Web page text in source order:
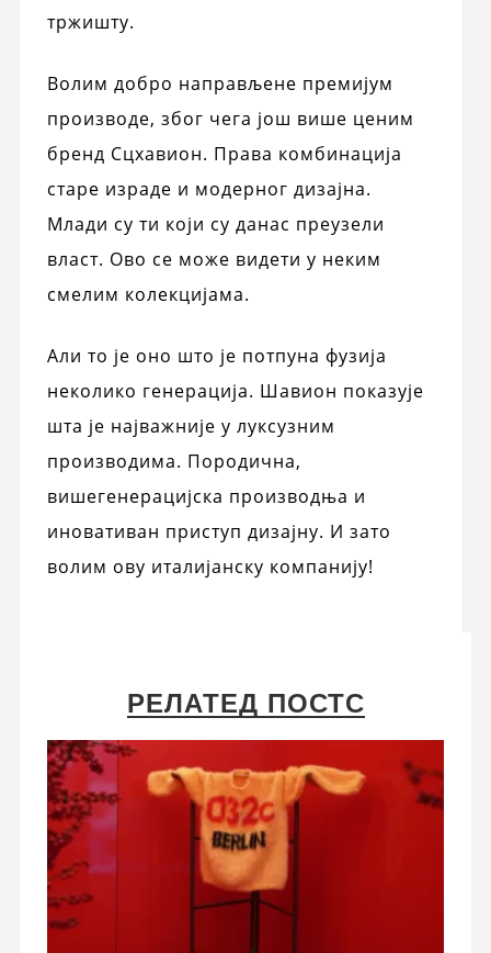
тржишту.
Волим добро направљене премијум
производе, због чега још више ценим
бренд Сцхавион. Права комбинација
старе израде и модерног дизајна.
Млади су ти који су данас преузели
власт. Ово се може видети у неким
смелим колекцијама.
Али то је оно што је потпуна фузија
неколико генерација. Шавион показује
шта је најважније у луксузним
производима. Породична,
вишегенерацијска производња и
иновативан приступ дизајну. И зато
волим ову италијанску компанију!
РЕЛАТЕД ПОСТС